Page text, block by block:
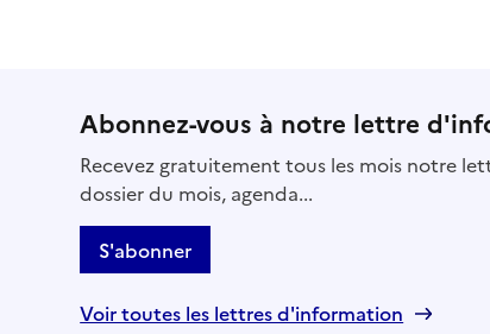
Abonnez-vous à notre lettre
Recevez gratuitement tous les mois notre
dossier du mois, agenda...
S'abonner
Voir toutes les lettres d'information